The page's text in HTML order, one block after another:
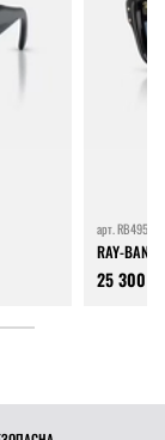
арт.RB4954
RAY-BAN
25 300 ₽